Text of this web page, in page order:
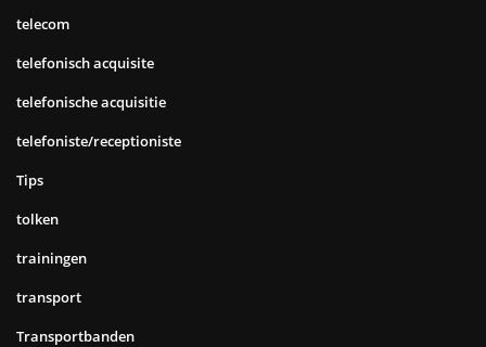
telecom
telefonisch acquisite
telefonische acquisitie
telefoniste/receptioniste
Tips
tolken
trainingen
transport
Transportbanden